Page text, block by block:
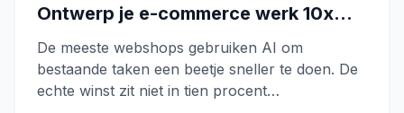
Ontwerp je e-commerce werk 10x
slimmer.
De meeste webshops gebruiken AI om
bestaande taken een beetje sneller te doen. De
echte winst zit niet in tien procent